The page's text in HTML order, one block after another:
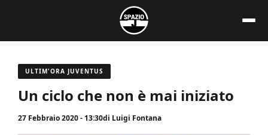
contenuto
ULTIM'ORA JUVENTUS
Un ciclo che non è mai iniziato
27 Febbraio 2020 - 13:30di Luigi Fontana